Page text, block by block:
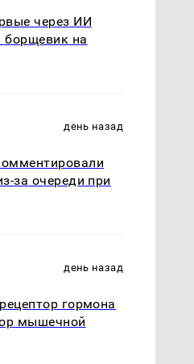
через ИИ
на
день назад
за очереди при
день назад
гормона
мышечной